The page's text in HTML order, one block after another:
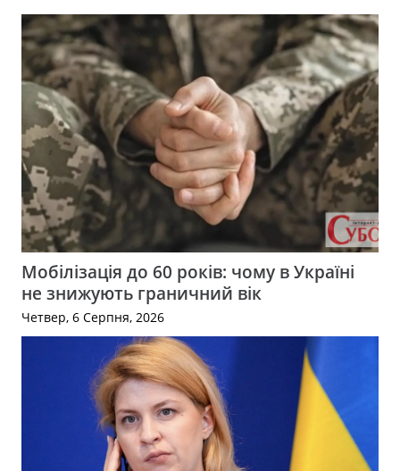
Мобілізація до 60 років: чому в Україні
не знижують граничний вік
Четвер, 6 Серпня, 2026